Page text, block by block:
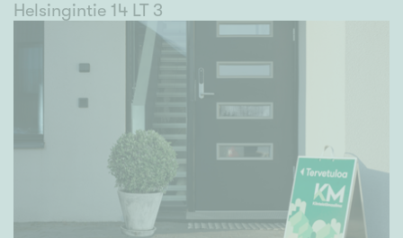
Helsingintie 14 LT 3